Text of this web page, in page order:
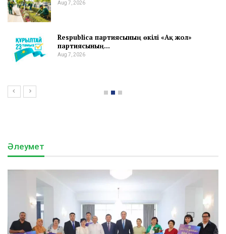
Aug 7, 2026
Respublica партиясының өкілі «Ақ жол»
партиясының…
Aug 7, 2026
Әлеумет